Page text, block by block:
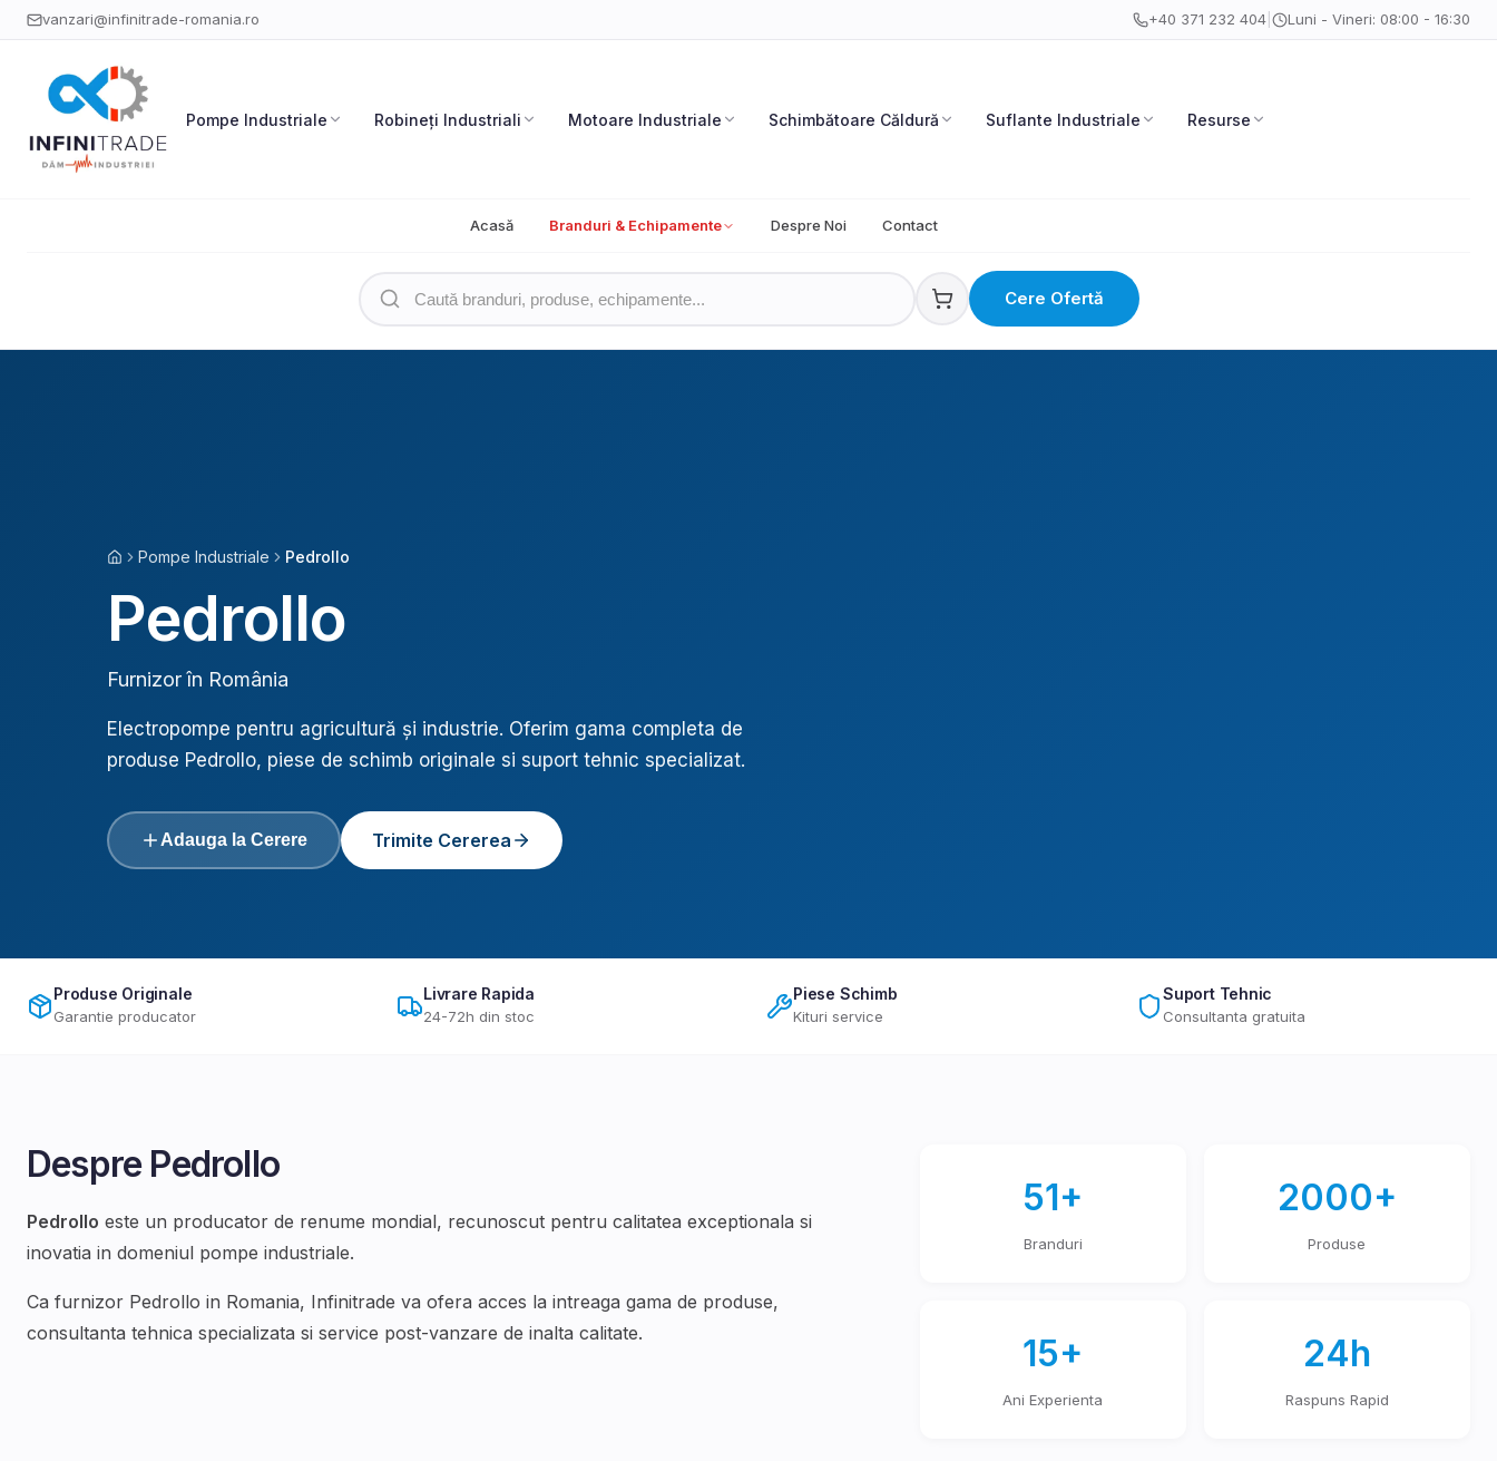
vanzari@infinitrade-romania.ro +40 371 232 404 Luni - Vineri: 08:00 - 16:30
Pompe Industriale Robineți Industriali Motoare Industriale Schimbătoare Căldură Suflante Industriale Resurse
Acasă Branduri & Echipamente Despre Noi Contact
Cere Ofertă
Acasă
Pompe Industriale Pedrollo
Pedrollo
Furnizor în România
Electropompe pentru agricultură și industrie. Oferim gama completa de
produse Pedrollo, piese de schimb originale si suport tehnic specializat.
Adauga la Cerere Trimite Cererea
Produse Originale
Garantie producator
Livrare Rapida
24-72h din stoc
Piese Schimb
Kituri service
Suport Tehnic
Consultanta gratuita
Despre Pedrollo
Pedrollo este un producator de renume mondial, recunoscut pentru calitatea exceptionala si
inovatia in domeniul pompe industriale.
Ca furnizor Pedrollo in Romania, Infinitrade va ofera acces la intreaga gama de produse,
consultanta tehnica specializata si service post-vanzare de inalta calitate.
51+
Branduri
2000+
Produse
15+
Ani Experienta
24h
Raspuns Rapid